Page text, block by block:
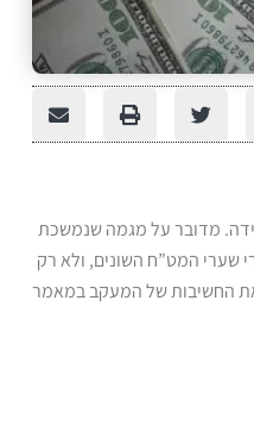
מדובר על מגמה שנמשכת
שערי המט”ח השונים, ולא רק
את החשיבות של המעקב במאמר